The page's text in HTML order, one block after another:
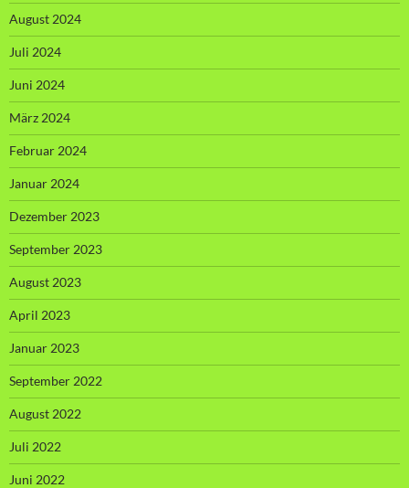
August 2024
Juli 2024
Juni 2024
März 2024
Februar 2024
Januar 2024
Dezember 2023
September 2023
August 2023
April 2023
Januar 2023
September 2022
August 2022
Juli 2022
Juni 2022